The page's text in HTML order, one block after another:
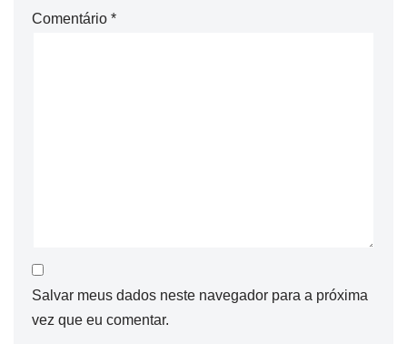
Comentário *
Salvar meus dados neste navegador para a próxima
vez que eu comentar.